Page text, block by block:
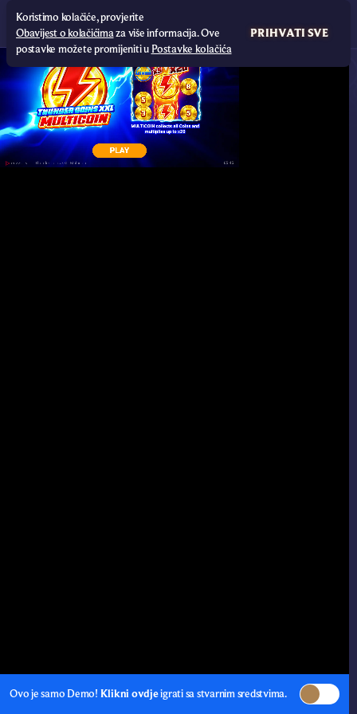
Ovo je samo Demo! Klikni ovdjeigrati sa stvarnim sredstvima.
Koristimo kolačiće, provjerite
Obavijest o kolačićimaza više informacija. Ove
postavke možete promijeniti u Postavke kolačića
PRIHVATI SVE